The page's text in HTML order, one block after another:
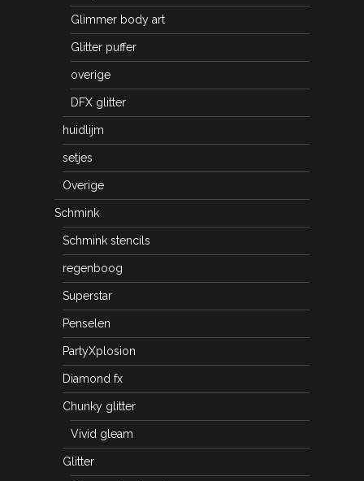
Glimmer body art
Glitter puffer
overige
DFX glitter
huidlijm
setjes
Overige
Schmink
Schmink stencils
regenboog
Superstar
Penselen
PartyXplosion
Diamond fx
Chunky glitter
Vivid gleam
Glitter